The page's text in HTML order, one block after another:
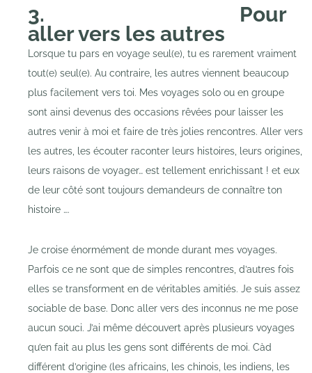
3. Pour
aller vers les autres
Lorsque tu pars en voyage seul(e), tu es rarement vraiment
tout(e) seul(e). Au contraire, les autres viennent beaucoup
plus facilement vers toi. Mes voyages solo ou en groupe
sont ainsi devenus des occasions rêvées pour laisser les
autres venir à moi et faire de très jolies rencontres. Aller vers
les autres, les écouter raconter leurs histoires, leurs origines,
leurs raisons de voyager… est tellement enrichissant ! et eux
de leur côté sont toujours demandeurs de connaître ton
histoire ….
Je croise énormément de monde durant mes voyages.
Parfois ce ne sont que de simples rencontres, d’autres fois
elles se transforment en de véritables amitiés. Je suis assez
sociable de base. Donc aller vers des inconnus ne me pose
aucun souci. J’ai même découvert après plusieurs voyages
qu’en fait au plus les gens sont différents de moi. Càd
différent d’origine (les africains, les chinois, les indiens, les